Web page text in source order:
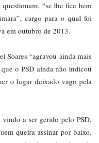
“se lhe fica bem
cargo para o qual foi
em outubro de 2013.
Soares “agravou ainda mais
o PSD ainda não indicou
o lugar deixado vago pela
a ser gerido pelo PSD,
queira assinar por baixo.